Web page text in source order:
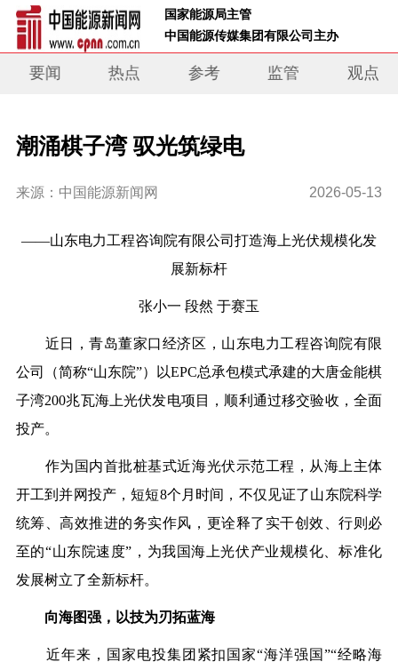
国家能源局主管
中国能源传媒集团有限公司主办
要闻 热点 参考 监管 观点
潮涌棋子湾 驭光筑绿电
来源：中国能源新闻网 2026-05-13
——山东电力工程咨询院有限公司 打造海上光伏规模化发
展新标杆
张小一 段然 于赛玉
近日，青岛董家口经济区，山东电力工程咨询院有限
公司（简称“山东院”）以EPC总承包模式承建的大唐金能棋
子湾200兆瓦海上光伏发电项目，顺利通过移交验收，全面
投产。
作为国内首批桩基式近海光伏示范工程，从海上主体
开工到并网投产，短短8个月时间，不仅见证了山东院科学
统筹、高效推进的务实作风，更诠释了实干创效、行则必
至的“山东院速度”，为我国海上光伏产业规模化、标准化
发展树立了全新标杆。
向海图强，以技为刃拓蓝海
近年来，国家电投集团紧扣国家“海洋强国”“经略海